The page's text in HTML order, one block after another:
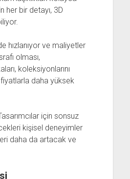
her bir detayı, 3D
hızlanıyor ve maliyetler
olması,
koleksiyonlarını
daha yüksek
için sonsuz
kişisel deneyimler
daha da artacak ve